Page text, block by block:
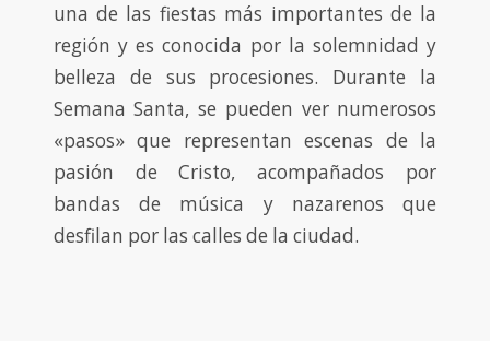
una de las fiestas más importantes de la
región y es conocida por la solemnidad y
belleza de sus procesiones. Durante la
Semana Santa, se pueden ver numerosos
«pasos» que representan escenas de la
pasión de Cristo, acompañados por
bandas de música y nazarenos que
desfilan por las calles de la ciudad.